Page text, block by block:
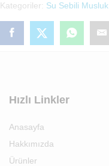
Kategoriler: Su Sebili Musluk
Hızlı Linkler
Anasayfa
Hakkımızda
Ürünler